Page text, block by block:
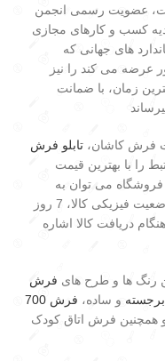
عضویت رسمی انجمن
کسب و کارهای مجازی
های جهانی که
عرضه می کند را نیز
زمان، با ضمانت
فرش کاشان، تابلو فرش
را با بهترین قیمت
فروشگاه می توان به
ارسال سریع و رایگان، تضمین اصالت و وضعیت فیزیکی کالا، 7 روز
دریافت کالا اشاره
رنگ ها و طرح های فرش
و ساده،
فرش 700
همچنین فرش اتاق کودک